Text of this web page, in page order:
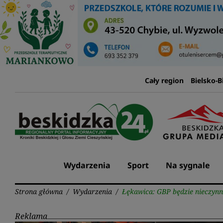
Przejdź
do
treści
Cały region Bielsko-
Wydarzenia Sport Na sygnale
Strona główna / Wydarzenia / Łękawica: GBP będzie
Reklama